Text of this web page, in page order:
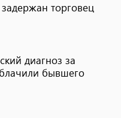
торговец
диагноз за
бывшего